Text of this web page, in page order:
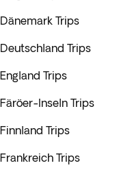
Dänemark Trips
Deutschland Trips
England Trips
Färöer-Inseln Trips
Finnland Trips
Frankreich Trips